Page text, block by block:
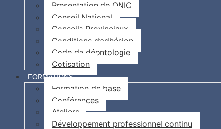
Presentation de ONIC
Conseil National
Conseils Provinciaux
Conditions d’adhésion
Code de déontologie
Cotisation
FORMATIONS
Formation de base
Conférences
Ateliers
Développement professionnel continu